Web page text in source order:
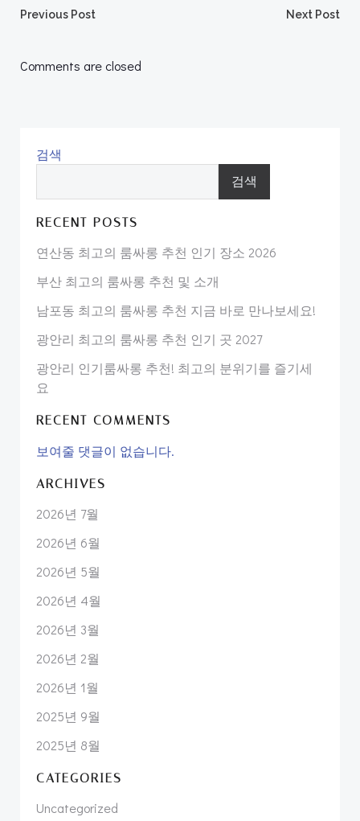
Post
navigation
Previous Post Next Post
Comments are closed
검색
검색
RECENT POSTS
연산동 최고의 룸싸롱 추천 인기 장소 2026
부산 최고의 룸싸롱 추천 및 소개
남포동 최고의 룸싸롱 추천 지금 바로 만나보세요!
광안리 최고의 룸싸롱 추천 인기 곳 2027
광안리 인기룸싸롱 추천! 최고의 분위기를 즐기세
요
RECENT COMMENTS
보여줄 댓글이 없습니다.
ARCHIVES
2026년 7월
2026년 6월
2026년 5월
2026년 4월
2026년 3월
2026년 2월
2026년 1월
2025년 9월
2025년 8월
CATEGORIES
Uncategorized